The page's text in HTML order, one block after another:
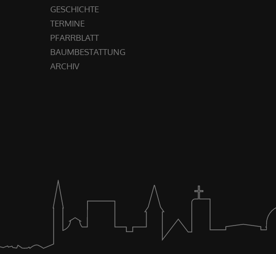
GESCHICHTE
TERMINE
PFARRBLATT
BAUMBESTATTUNG
ARCHIV